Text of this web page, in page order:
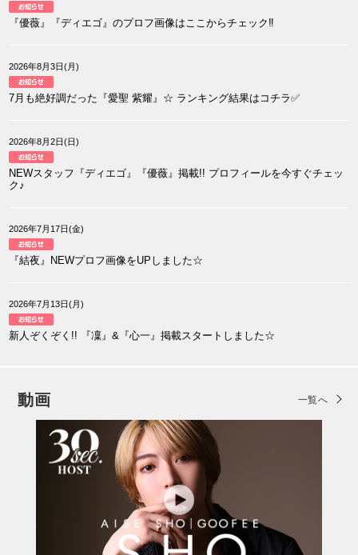
『優薇』『ディエゴ』のプロフ画像はここからチェック‼
2026年8月3日(月)
7月も絶好調だった『愛聖 紫耀』☆ ランキング結果はコチラ✅
2026年8月2日(日)
NEWスタッフ『ディエゴ』『優薇』掲載!! プロフィールを今すぐチェッ
ク♪
2026年7月17日(金)
『結夜』NEWプロフ画像をUPしました☆
2026年7月13日(月)
新人ぞくぞく!! 『凜』&『心一』掲載スタートしました☆
動画 一覧へ